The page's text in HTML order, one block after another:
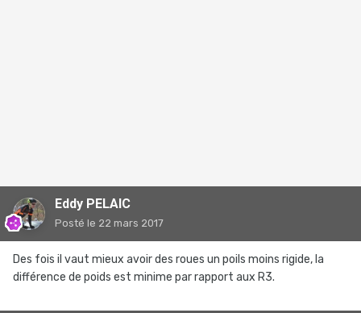
Eddy PELAIC
Posté le 22 mars 2017
Des fois il vaut mieux avoir des roues un poils moins rigide, la
différence de poids est minime par rapport aux R3.